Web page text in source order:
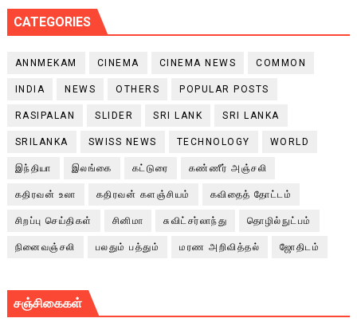
CATEGORIES
ANNMEKAM CINEMA CINEMA NEWS COMMON
INDIA NEWS OTHERS POPULAR POSTS
RASIPALAN SLIDER SRI LANK SRI LANKA
SRILANKA SWISS NEWS TECHNOLOGY WORLD
இந்தியா இலங்கை கட்டுரை கண்ணீர் அஞ்சலி
கதிரவன் உலா கதிரவன் களஞ்சியம் கவிதைத் தோட்டம்
சிறப்பு செய்திகள் சினிமா சுவிட்சர்லாந்து தொழில்நுட்பம்
நினைவஞ்சலி பலதும் பத்தும் மரண அறிவித்தல் ஜோதிடம்
சஞ்சிகைகள்